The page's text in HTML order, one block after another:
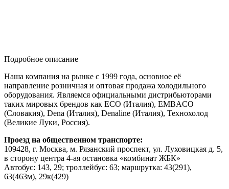
Подробное описание
Наша компания на рынке с 1999 года, основное её
направление розничная и оптовая продажа холодильного
оборудования. Являемся официальными дистрибьюторами
таких мировых брендов как ECO (Италия), EMBACO
(Словакия), Dena (Италия), Denaline (Италия), Технохолод
(Великие Луки, Россия).
Проезд на общественном транспорте:
109428, г. Москва, м. Рязанский проспект, ул. Луховицкая д. 5,
в сторону центра 4-ая остановка «комбинат ЖБК»
Автобус: 143, 29; троллейбус: 63; маршрутка: 43(291),
63(463м), 29к(429)